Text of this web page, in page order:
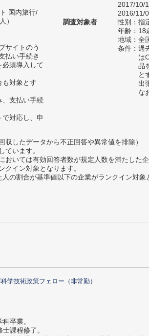
国内旅行/
）
サイトのう
払い手続き
須導入して
も対象とす
、支払い手続
で対応し、申
2017/10/
2016/11/
調査対象者
性別：指
年齢：18
地域：全
条件：過
は
品
と
出
な
したデータから不正回答や異常値を排除）
います。
いては有効回答者数が規定人数を満たした
イン対象となります。
の割合が基準値以下の企業がランクイン対象
学技術政策フェロー（非常勤）
卒業。
課程修了。